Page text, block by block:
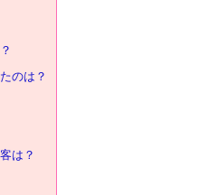
のは？
は？